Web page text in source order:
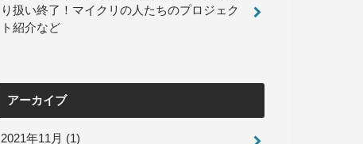
り扱い終了！マイクリの人たちのプロジェク
ト紹介など
アーカイブ
2021年11月 (1)